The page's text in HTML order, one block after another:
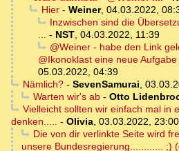
Hier- Weiner, 04.03.2022,
Inzwischen sind die
... - NST, 04.03.2022, 11:39
@Weiner - habe den Link
@Ikonoklast eine neue
05.03.2022, 04:39
Nämlich?- SevenSamurai,
Warten wir's ab- Otto
Vielleicht sollten wir einfach mal in
denken..... - Olivia, 03.03.2022, 23:00
Die von dir verlinkte Seite wird
unsere Bundesregierung............ ;)